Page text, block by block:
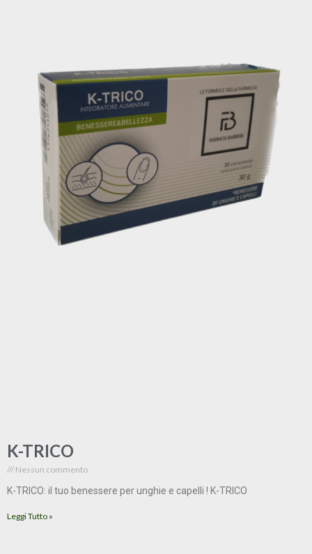
K-TRICO
Nessun commento
K-TRICO: il tuo benessere per unghie e capelli ! K-TRICO
Leggi Tutto »